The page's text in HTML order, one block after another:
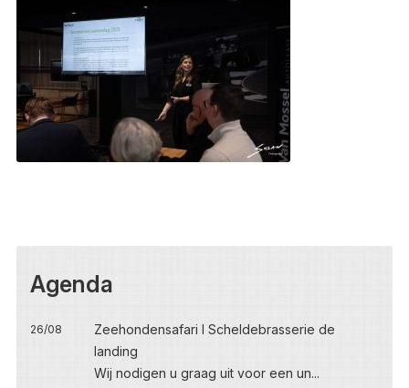
Agenda
26/08
Zeehondensafari I Scheldebrasserie de
landing
Wij nodigen u graag uit voor een un...